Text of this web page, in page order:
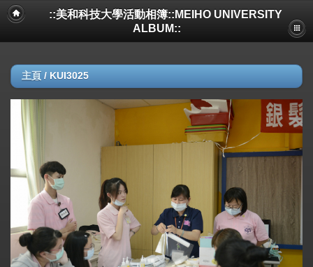
::美和科技大學活動相簿::MEIHO UNIVERSITY
ALBUM::
主頁 / KUI3025